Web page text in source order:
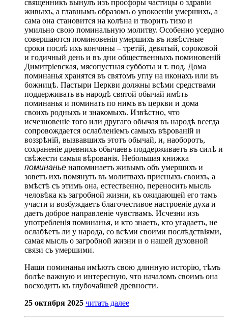
священникъ вынулъ изъ просфоры частицы о здравіи
живыхъ, а главнымъ образомъ о упокоеніи умершихъ, а
сама она становится на колѣна и творить тихо и
умильно свою поминальную молитву. Особенно усердно
совершаются поминовенія умершихъ въ извѣстные
сроки послѣ ихъ кончины – третій, девятый, сороковой
и годичный день и въ дни общественныхъ поминовеній
Димитріевская, мясопустная субботы и т. под. Дома
поминанья хранятся въ святомъ углу на иконахъ или въ
божницѣ. Пастыри Церкви должны всѣми средствами
поддерживать въ народѣ святой обычай имѣть
поминанья и поминать по нимъ въ церкви и дома
своихъ родныхъ и знакомыхъ. Извѣстно, что
исчезновеніе того или другаго обычая въ народѣ всегда
сопровождается ослабленіемъ самыхъ вѣрованій и
воззрѣній, вызвавшихъ этотъ обычай, и, наоборотъ,
сохраненіе древнихъ обычаевъ поддерживаетъ въ силѣ и
свѣжести самыя вѣрованія. Небольшая книжка
поминанье напоминаетъ живымъ объ умершихъ и
зоветъ ихъ помянуть въ молитвахъ присныхъ своихъ, а
вмѣстѣ съ этимъ она, естественно, переносить мысль
человѣка къ загробной жизни, къ ожидающей его тамъ
участи и возбуждаетъ благочестивое настроеніе духа и
даетъ доброе направленіе чувствамъ. Исчезни изъ
употребленія поминанья, и кто знаетъ, кто угадаетъ, не
ослабѣетъ ли у народа, со всѣми своими послѣдствіями,
самая мысль о загробной жизни и о нашей духовной
связи съ умершими.
Наши поминанья имѣютъ свою длинную исторію, тѣмъ
болѣе важную и интересную, что началомъ своимъ она
восходитъ къ глубочайшей древности.
25 октября 2025 читать далее